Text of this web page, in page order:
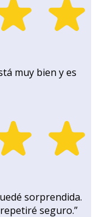
muy bien y es
sorprendida.
repetiré seguro.”